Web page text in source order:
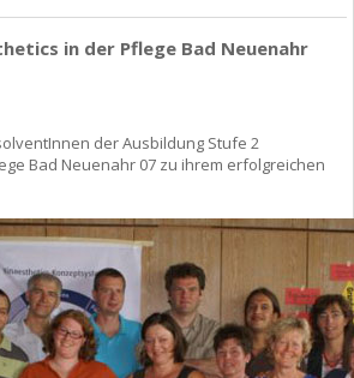
in der Pflege Bad Neuenahr
der Ausbildung Stufe 2
Bad Neuenahr 07 zu ihrem erfolgreichen